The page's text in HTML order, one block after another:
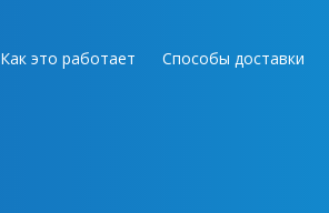
Как это работает Способы доставки